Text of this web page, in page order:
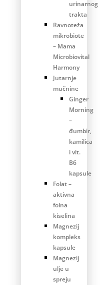
urinarnog
trakta
Ravnoteža
mikrobiote
– Mama
Microbiovital
Harmony
Jutarnje
mučnine
Ginger
Morning
–
đumbir,
kamilica
i vit.
B6
kapsule
Folat –
aktivna
folna
kiselina
Magnezij
kompleks
kapsule
Magnezij
ulje u
spreju